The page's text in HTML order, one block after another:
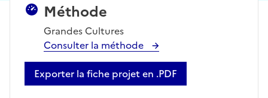
Méthode
Grandes Cultures
Consulter la méthode
Exporter la fiche projet en .PDF